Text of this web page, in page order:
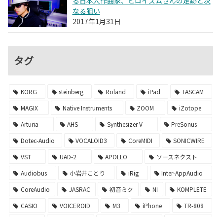
なる狙い
2017年1月31日
タグ
KORG steinberg Roland iPad
TASCAM
MAGIX
Native Instruments ZOOM
iZotope
Arturia
AHS Synthesizer V
PreSonus
Dotec-Audio
VOCALOID3 CoreMIDI
SONICWIRE
VST
UAD-2 APOLLO
ソースネクスト
Audiobus
小岩井ことり iRig
Inter-AppAudio
CoreAudio
JASRAC 初音ミク NI
KOMPLETE
CASIO
VOICEROID M3 iPhone
TR-808